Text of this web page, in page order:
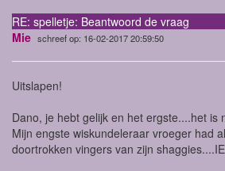
RE: spelletje: Beantwoord de vraag
Mie schreef op: 16-02-2017 20:59:50
Uitslapen!
Dano, je hebt gelijk en het ergste....het is
Mijn engste wiskundeleraar vroeger had
doortrokken vingers van zijn